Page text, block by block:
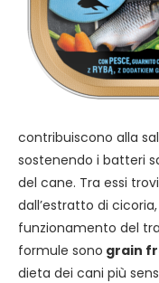
contribuiscono alla
sostenendo i batteri
del cane. Tra essi
dall’estratto di
funzionamento del
formule sono grain
dieta dei cani più